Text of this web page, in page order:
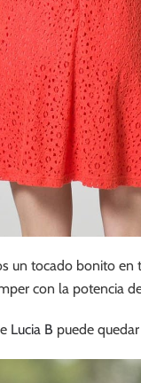
un tocado bonito en
con la potencia
Lucia B puede